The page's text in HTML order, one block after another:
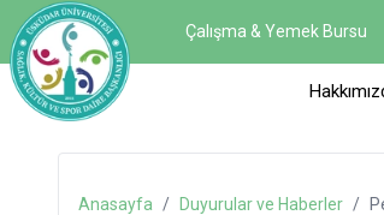
Çalışma & Yemek Bursu
Anasayfa / Duyurular ve Haberler /